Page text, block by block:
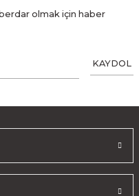
olmak için haber
KAYDOL